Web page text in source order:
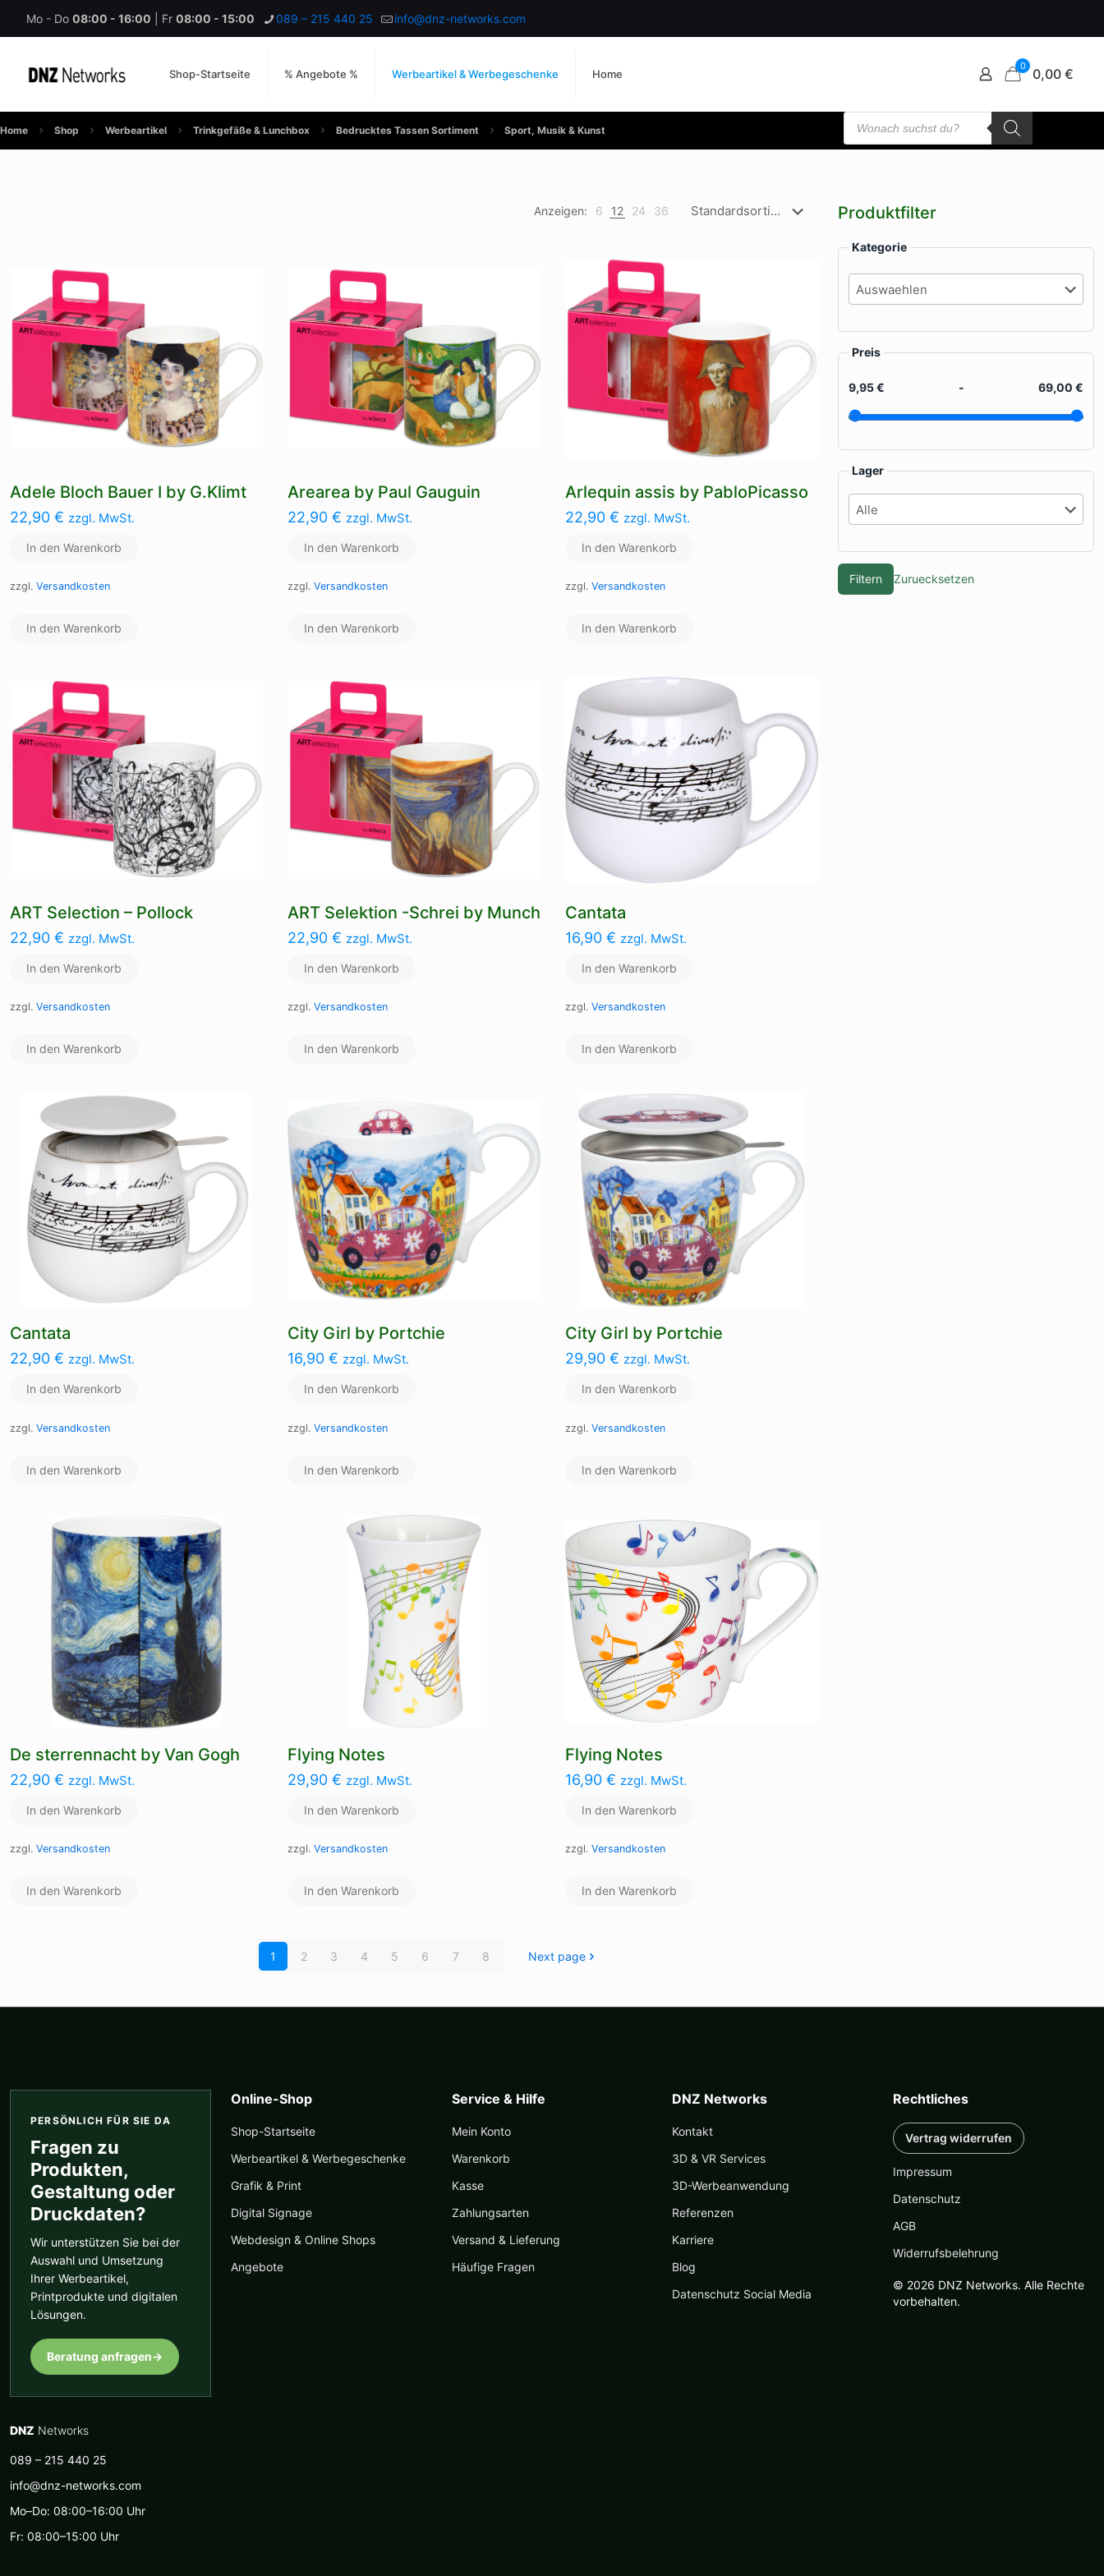
Mo - Do 08:00 - 16:00 | Fr 08:00 - 15:00 089 – 215 440 25 info@dnz-networks.com
Shop-Startseite % Angebote % Werbeartikel & Werbegeschenke Home
0 0,00 €
Home Shop Werbeartikel Trinkgefäße & Lunchbox Bedrucktes Tassen Sortiment Sport, Musik & Kunst
Products
search
Anzeigen: 6 12 24 36
Adele Bloch Bauer I by G.Klimt
22,90 € zzgl. MwSt.
In den Warenkorb
zzgl. Versandkosten
In den Warenkorb
Arearea by Paul Gauguin
22,90 € zzgl. MwSt.
In den Warenkorb
zzgl. Versandkosten
In den Warenkorb
Arlequin assis by PabloPicasso
22,90 € zzgl. MwSt.
In den Warenkorb
zzgl. Versandkosten
In den Warenkorb
ART Selection – Pollock
22,90 € zzgl. MwSt.
In den Warenkorb
zzgl. Versandkosten
In den Warenkorb
ART Selektion -Schrei by Munch
22,90 € zzgl. MwSt.
In den Warenkorb
zzgl. Versandkosten
In den Warenkorb
Cantata
16,90 € zzgl. MwSt.
In den Warenkorb
zzgl. Versandkosten
In den Warenkorb
Cantata
22,90 € zzgl. MwSt.
In den Warenkorb
zzgl. Versandkosten
In den Warenkorb
City Girl by Portchie
16,90 € zzgl. MwSt.
In den Warenkorb
zzgl. Versandkosten
In den Warenkorb
City Girl by Portchie
29,90 € zzgl. MwSt.
In den Warenkorb
zzgl. Versandkosten
In den Warenkorb
De sterrennacht by Van Gogh
22,90 € zzgl. MwSt.
In den Warenkorb
zzgl. Versandkosten
In den Warenkorb
Flying Notes
29,90 € zzgl. MwSt.
In den Warenkorb
zzgl. Versandkosten
In den Warenkorb
Flying Notes
16,90 € zzgl. MwSt.
In den Warenkorb
zzgl. Versandkosten
In den Warenkorb
1 2 3 4 5 6 7 8 Next page
Produktfilter
Kategorie
Preis
9,95 € - 69,00 €
Lager
Filtern Zuruecksetzen
PERSÖNLICH FÜR SIE DA
Fragen zu
Produkten,
Gestaltung oder
Druckdaten?
Wir unterstützen Sie bei der
Auswahl und Umsetzung
Ihrer Werbeartikel,
Printprodukte und digitalen
Lösungen.
Beratung anfragen→
DNZ Networks
089 – 215 440 25
info@dnz-networks.com
Mo–Do: 08:00–16:00 Uhr
Fr: 08:00–15:00 Uhr
Online-Shop
Shop-Startseite
Werbeartikel & Werbegeschenke
Grafik & Print
Digital Signage
Webdesign & Online Shops
Angebote
Service & Hilfe
Mein Konto
Warenkorb
Kasse
Zahlungsarten
Versand & Lieferung
Häufige Fragen
DNZ Networks
Kontakt
3D & VR Services
3D-Werbeanwendung
Referenzen
Karriere
Blog
Datenschutz Social Media
Rechtliches
Vertrag widerrufen
Impressum
Datenschutz
AGB
Widerrufsbelehrung
© 2026 DNZ Networks. Alle Rechte
vorbehalten.